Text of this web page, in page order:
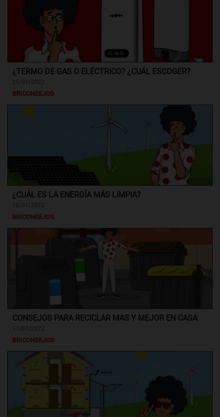
¿TERMO DE GAS O ELÉCTRICO? ¿CUÁL ESCOGER?
BRICONSEJOS
¿CUÁL ES LA ENERGÍA MÁS LIMPIA?
BRICONSEJOS
CONSEJOS PARA RECICLAR MAS Y MEJOR EN CASA
BRICONSEJOS